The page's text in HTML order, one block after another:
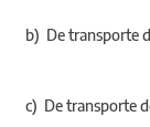
b) De transporte
c) De transporte